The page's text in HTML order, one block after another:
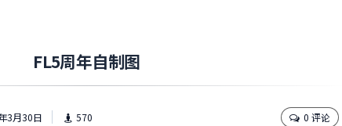
FL5周年自制图
3月30日 570 0 评论